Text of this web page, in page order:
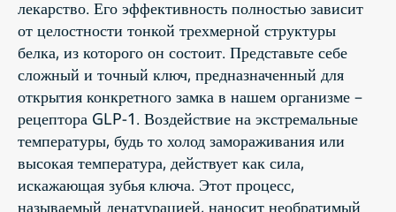
лекарство. Его эффективность полностью зависит
от целостности тонкой трехмерной структуры
белка, из которого он состоит. Представьте себе
сложный и точный ключ, предназначенный для
открытия конкретного замка в нашем организме –
рецептора GLP-1. Воздействие на экстремальные
температуры, будь то холод замораживания или
высокая температура, действует как сила,
искажающая зубья ключа. Этот процесс,
называемый денатурацией, наносит необратимый